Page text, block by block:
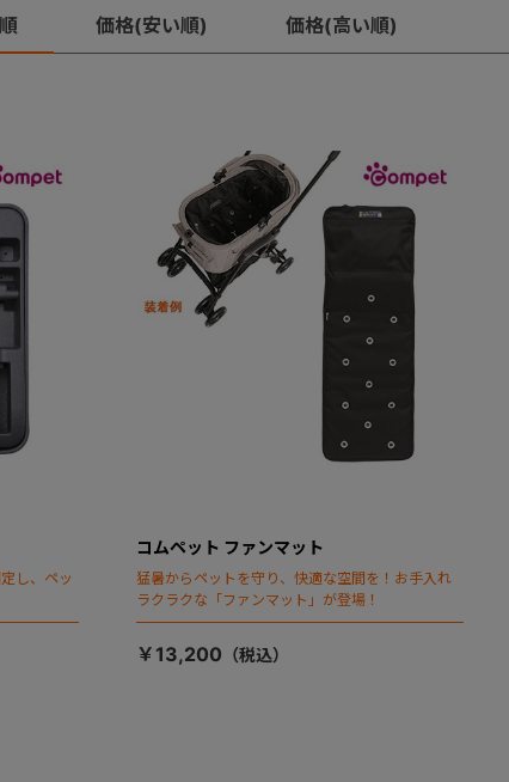
価格(安い順) 価格(高い順)
し、ペッ
コムペット ファンマット
猛暑からペットを守り、快適な空間を！お手入れ
ラクラクな「ファンマット」が登場！
￥13,200